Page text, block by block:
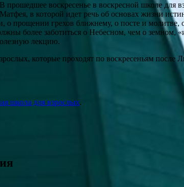
В прошедшее воскресенье в воскресной школе для
в которой идет речь об основах жизни
прощении грехов ближнему, о посте и
более заботиться о Небесном, чем о земном,
лекцию.
которые проходят по воскресеньям после
школа для взрослых.